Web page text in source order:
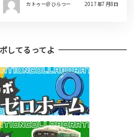
カトゥー＠ひらつー 2017年7月8日
してるってよ